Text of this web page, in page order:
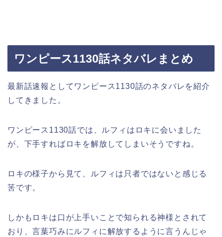
ワンピース1130話ネタバレまとめ
最新話速報としてワンピース1130話のネタバレを紹介
してきました。
ワンピース1130話では、ルフィはロキに会いました
が、下手すればロキを解放してしまいそうですね。
ロキの様子から見て、ルフィは只者ではないと感じる
筈です。
しかもロキは口が上手いことで知られる神様とされて
おり、言葉巧みにルフィに解放するように言うんじゃ